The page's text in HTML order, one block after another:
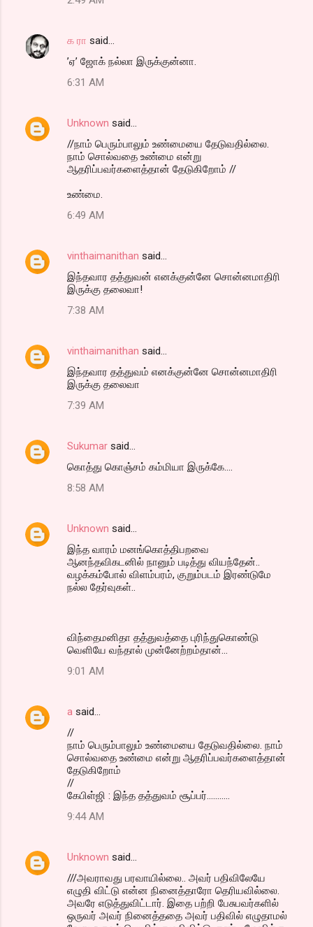
க ரா said…
’ஏ’ ஜோக் நல்லா இருக்குன்னா.
6:31 AM
Unknown said…
//நாம் பெரும்பாலும் உண்மையை தேடுவதில்லை.
நாம் சொல்வதை உண்மை என்று
ஆதரிப்பவர்களைத்தான் தேடுகிறோம் //
உண்மை.
6:49 AM
vinthaimanithan said…
இந்தவார தத்துவன் எனக்குன்னே சொன்னமாதிரி
இருக்கு தலைவா!
7:38 AM
vinthaimanithan said…
இந்தவார தத்துவம் எனக்குன்னே சொன்னமாதிரி
இருக்கு தலைவா
7:39 AM
Sukumar said…
கொத்து கொஞ்சம் கம்மியா இருக்கே....
8:58 AM
Unknown said…
இந்த வாரம் மனங்கொத்திபறவை
ஆனந்தவிகடனில் நானும் படித்து வியந்தேன்..
வழக்கம்போல் விளம்பரம், குறும்படம் இரண்டுமே
நல்ல தேர்வுகள்..
விந்தைமனிதா தத்துவத்தை புரிந்துகொண்டு
வெளியே வந்தால் முன்னேற்றம்தான்...
9:01 AM
a said…
//
நாம் பெரும்பாலும் உண்மையை தேடுவதில்லை. நாம்
சொல்வதை உண்மை என்று ஆதரிப்பவர்களைத்தான்
தேடுகிறோம்
//
கேபிள்ஜி : இந்த தத்துவம் சூப்பர்...........
9:44 AM
Unknown said…
///அவராவது பரவாயில்லை.. அவர் பதிவிலேயே
எழுதி விட்டு என்ன நினைத்தாரோ தெரியவில்லை.
அவரே எடுத்துவிட்டார். இதை பற்றி பேசுபவர்களில்
ஒருவர் அவர் நினைத்ததை அவர் பதிவில் எழுதாமல்